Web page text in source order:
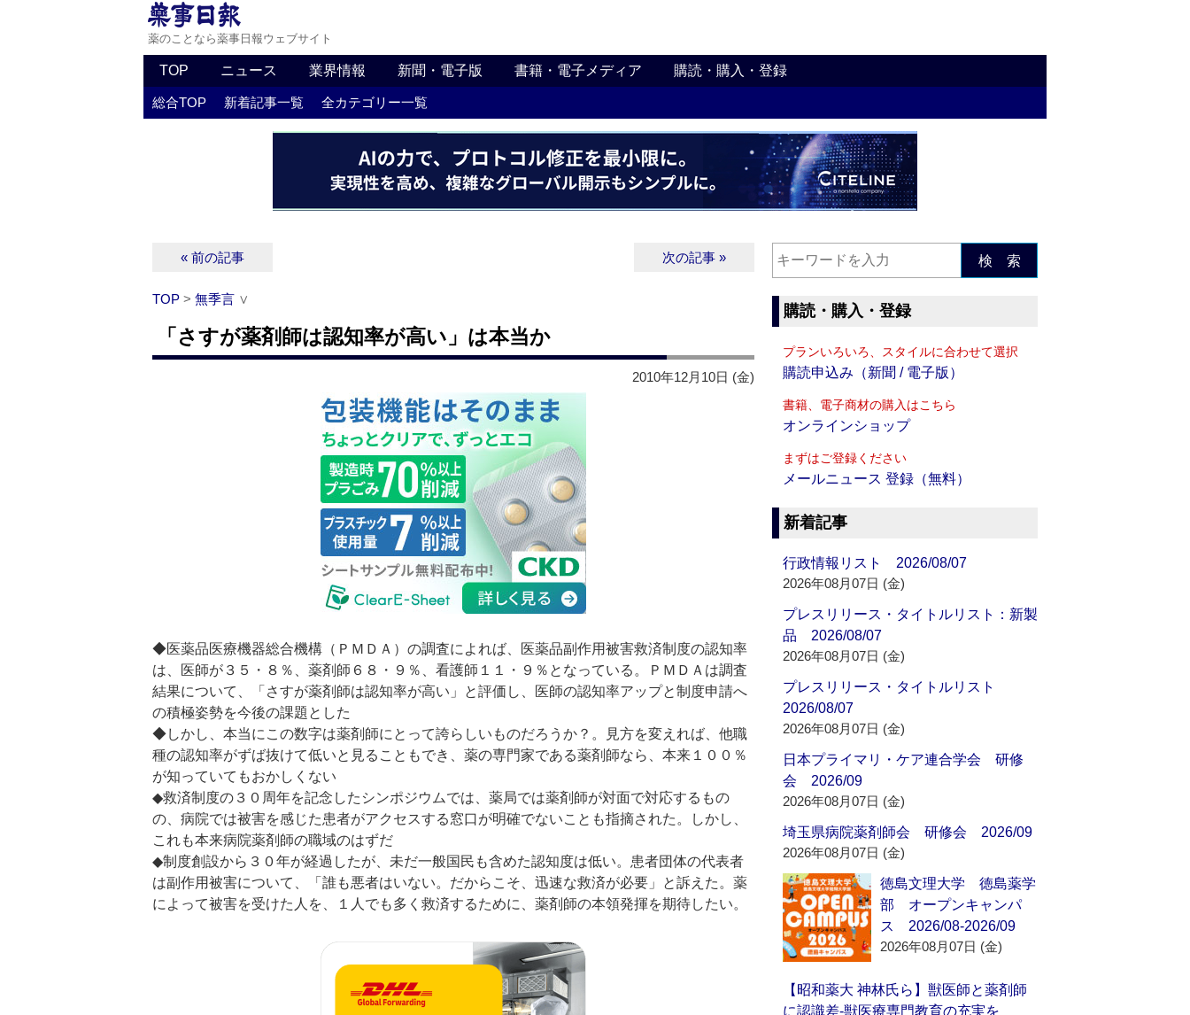
薬のことなら薬事日報ウェブサイト
TOP ニュース 業界情報 新聞・電子版 書籍・電子メディア 購読・購入・登録
総合TOP 新着記事一覧 全カテゴリー一覧
« 前の記事 次の記事 »
TOP > 無季言 ∨
「さすが薬剤師は認知率が高い」は本当か
2010年12月10日 (金)
◆医薬品医療機器総合機構（ＰＭＤＡ）の調査によれば、医薬品副作用被害救済制度の認知率
は、医師が３５・８％、薬剤師６８・９％、看護師１１・９％となっている。ＰＭＤＡは調査
結果について、「さすが薬剤師は認知率が高い」と評価し、医師の認知率アップと制度申請へ
の積極姿勢を今後の課題とした
◆しかし、本当にこの数字は薬剤師にとって誇らしいものだろうか？。見方を変えれば、他職
種の認知率がずば抜けて低いと見ることもでき、薬の専門家である薬剤師なら、本来１００％
が知っていてもおかしくない
◆救済制度の３０周年を記念したシンポジウムでは、薬局では薬剤師が対面で対応するもの
の、病院では被害を感じた患者がアクセスする窓口が明確でないことも指摘された。しかし、
これも本来病院薬剤師の職域のはずだ
◆制度創設から３０年が経過したが、未だ一般国民も含めた認知度は低い。患者団体の代表者
は副作用被害について、「誰も悪者はいない。だからこそ、迅速な救済が必要」と訴えた。薬
によって被害を受けた人を、１人でも多く救済するために、薬剤師の本領発揮を期待したい。
検 索
購読・購入・登録
プランいろいろ、スタイルに合わせて選択
購読申込み（新聞 / 電子版）
書籍、電子商材の購入はこちら
オンラインショップ
まずはご登録ください
メールニュース 登録（無料）
新着記事
行政情報リスト 2026/08/07
2026年08月07日 (金)
プレスリリース・タイトルリスト：新製
品 2026/08/07
2026年08月07日 (金)
プレスリリース・タイトルリスト
2026/08/07
2026年08月07日 (金)
日本プライマリ・ケア連合学会 研修
会 2026/09
2026年08月07日 (金)
埼玉県病院薬剤師会 研修会 2026/09
2026年08月07日 (金)
徳島文理大学 徳島薬学
部 オープンキャンパ
ス 2026/08-2026/09
2026年08月07日 (金)
【昭和薬大 神林氏ら】獣医師と薬剤師
に認識差‐獣医療専門教育の充実を